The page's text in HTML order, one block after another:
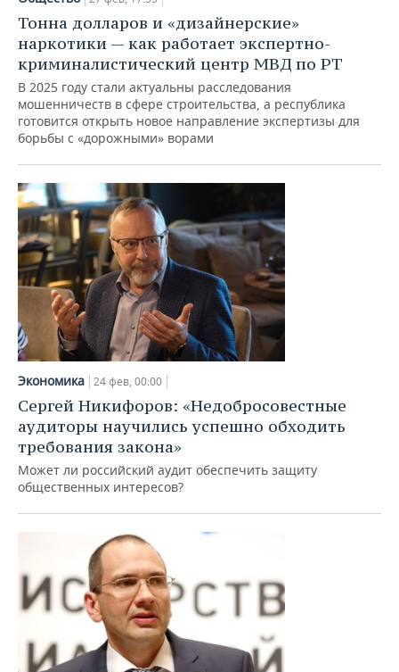
Тонна долларов и «дизайнерские»
наркотики — как работает экспертно-
криминалистический центр МВД по РТ
В 2025 году стали актуальны расследования
мошенничеств в сфере строительства, а республика
готовится открыть новое направление экспертизы для
борьбы с «дорожными» ворами
Экономика 24 фев, 00:00
Сергей Никифоров: «Недобросовестные
аудиторы научились успешно обходить
требования закона»
Может ли российский аудит обеспечить защиту
общественных интересов?